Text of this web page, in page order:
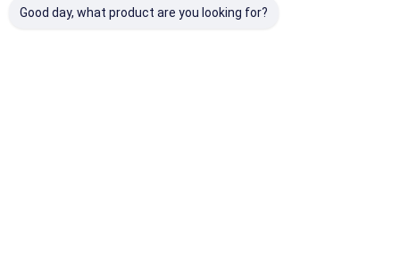
Good day, what product are you looking for?